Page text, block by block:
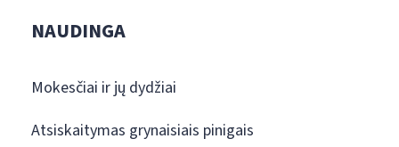
NAUDINGA
Mokesčiai ir jų dydžiai
Atsiskaitymas grynaisiais pinigais